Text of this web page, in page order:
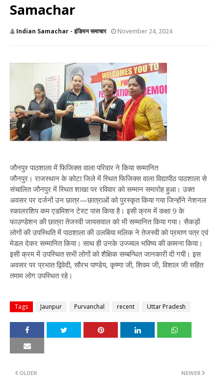
Samachar
Indian Samachar - इंडियन समाचार November 24, 2024
जौनपुर पाठशाला में फिजिक्स वाला परिवार ने किया सम्मानित
जौनपुर। राजस्थान के कोटा जिले में स्थित फिजिक्स वाला विद्यापीठ पाठशाला से
संचालित जौनपुर में स्थित शाखा पर रविवार को सम्मान समारोह हुआ। उक्त
अवसर पर दर्जनों उन छात्र—छात्राओं को पुरस्कृत किया गया जिन्होंने नेशनल
स्कालरशिप कम एडमिशन टेस्ट पास किया है। इसी क्रम में कक्षा 9 के
फाउण्डेशन की छात्रा तेजस्वी जायसवाल को भी सम्मानित किया गया। सैकड़ों
लोगों की उपस्थिति में पाठशाला की उलबिया मलिक ने तेजस्वी को प्रमाण पत्र एवं
मेडल देकर सम्मानित किया। साथ ही उनके उज्ज्वल भविष्य की कामना किया।
इसी क्रम में उपस्थित सभी लोगों को शैक्षिक सम्बन्धित जानकारी दी गयी। इस
अवसर पर प्रभात द्विवेदी, सौरभ पाण्डेय, कृष्णा जी, शिवम जी, विशाल जी सहित
तमाम लोग उपस्थित रहे।
Tags Jaunpur Purvanchal recent Uttar Pradesh
NEWER
OLDER